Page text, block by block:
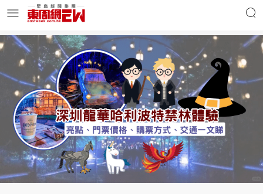
明星名人 時事財經
東周Ladies 優享生活
東周食玩通 會員活動